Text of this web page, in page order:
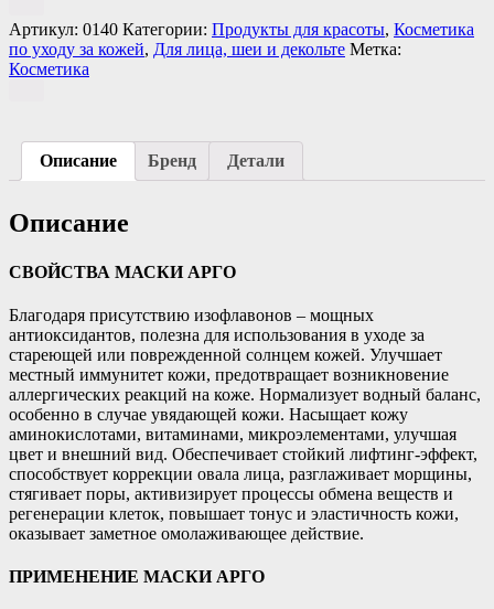
Артикул: 0140 Категории: Продукты для красоты, Косметика
по уходу за кожей, Для лица, шеи и декольте Метка:
Косметика
Описание Бренд Детали
Описание
СВОЙСТВА МАСКИ АРГО
Благодаря присутствию изофлавонов – мощных
антиоксидантов, полезна для использования в уходе за
стареющей или поврежденной солнцем кожей. Улучшает
местный иммунитет кожи, предотвращает возникновение
аллергических реакций на коже. Нормализует водный баланс,
особенно в случае увядающей кожи. Насыщает кожу
аминокислотами, витаминами, микроэлементами, улучшая
цвет и внешний вид. Обеспечивает стойкий лифтинг-эффект,
способствует коррекции овала лица, разглаживает морщины,
стягивает поры, активизирует процессы обмена веществ и
регенерации клеток, повышает тонус и эластичность кожи,
оказывает заметное омолаживающее действие.
ПРИМЕНЕНИЕ МАСКИ АРГО